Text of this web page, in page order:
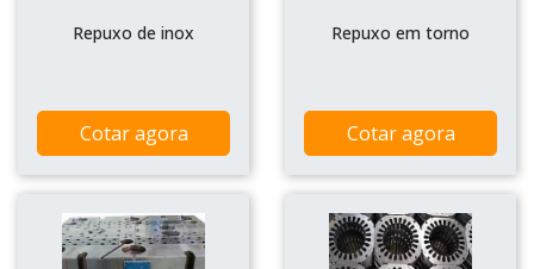
Repuxo de inox
Cotar agora
Repuxo em torno
Cotar agora